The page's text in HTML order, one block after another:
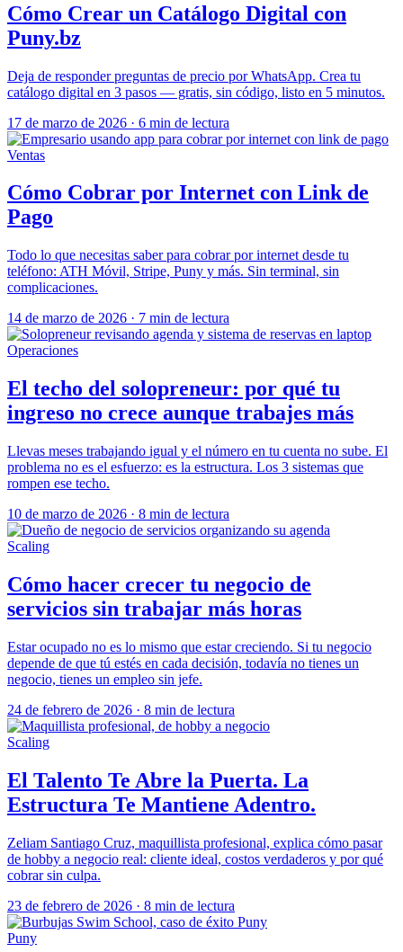
Cómo Crear un Catálogo Digital con
Puny.bz
Deja de responder preguntas de precio por WhatsApp. Crea tu
catálogo digital en 3 pasos — gratis, sin código, listo en 5 minutos.
17 de marzo de 2026 · 6 min de lectura
Ventas
Cómo Cobrar por Internet con Link de
Pago
Todo lo que necesitas saber para cobrar por internet desde tu
teléfono: ATH Móvil, Stripe, Puny y más. Sin terminal, sin
complicaciones.
14 de marzo de 2026 · 7 min de lectura
Operaciones
El techo del solopreneur: por qué tu
ingreso no crece aunque trabajes más
Llevas meses trabajando igual y el número en tu cuenta no sube. El
problema no es el esfuerzo: es la estructura. Los 3 sistemas que
rompen ese techo.
10 de marzo de 2026 · 8 min de lectura
Scaling
Cómo hacer crecer tu negocio de
servicios sin trabajar más horas
Estar ocupado no es lo mismo que estar creciendo. Si tu negocio
depende de que tú estés en cada decisión, todavía no tienes un
negocio, tienes un empleo sin jefe.
24 de febrero de 2026 · 8 min de lectura
Scaling
El Talento Te Abre la Puerta. La
Estructura Te Mantiene Adentro.
Zeliam Santiago Cruz, maquillista profesional, explica cómo pasar
de hobby a negocio real: cliente ideal, costos verdaderos y por qué
cobrar sin culpa.
23 de febrero de 2026 · 8 min de lectura
Puny